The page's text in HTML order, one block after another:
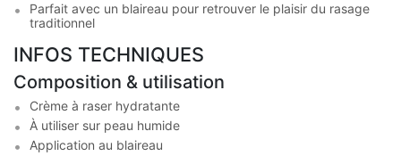
Parfait avec un blaireau pour retrouver le plaisir du rasage
traditionnel
INFOS TECHNIQUES
Composition & utilisation
Crème à raser hydratante
À utiliser sur peau humide
Application au blaireau